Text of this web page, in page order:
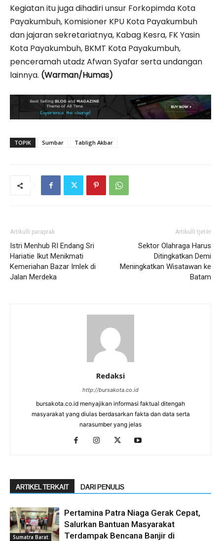
Kegiatan itu juga dihadiri unsur Forkopimda Kota
Payakumbuh, Komisioner KPU Kota Payakumbuh
dan jajaran sekretariatnya, Kabag Kesra, FK Yasin
Kota Payakumbuh, BKMT Kota Payakumbuh,
penceramah utadz Afwan Syafar serta undangan
lainnya. (Warman/Humas)
TOPIK Sumbar Tabligh Akbar
Artikulli paraprak
Istri Menhub RI Endang Sri
Hariatie Ikut Menikmati
Kemeriahan Bazar Imlek di
Jalan Merdeka
Artikulli tjetër
Sektor Olahraga Harus
Ditingkatkan Demi
Meningkatkan Wisatawan ke
Batam
Redaksi
http://bursakota.co.id
bursakota.co.id menyajikan informasi faktual ditengah
masyarakat yang diulas berdasarkan fakta dan data serta
narasumber yang jelas
ARTIKEL TERKAIT DARI PENULIS
Sumatra Barat
Pertamina Patra Niaga Gerak Cepat,
Salurkan Bantuan Masyarakat
Terdampak Bencana Banjir di